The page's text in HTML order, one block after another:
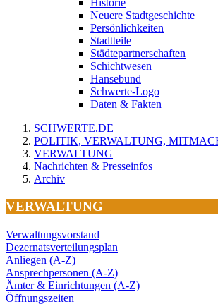
Historie
Neuere Stadtgeschichte
Persönlichkeiten
Stadtteile
Städtepartnerschaften
Schichtwesen
Hansebund
Schwerte-Logo
Daten & Fakten
SCHWERTE.DE
POLITIK, VERWALTUNG,
VERWALTUNG
Nachrichten & Presseinfos
Archiv
VERWALTUNG
Verwaltungsvorstand
Dezernatsverteilungsplan
Anliegen (A-Z)
Ansprechpersonen (A-Z)
Ämter & Einrichtungen (A-Z)
Öffnungszeiten